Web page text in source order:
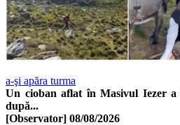
a-şi apăra turma
Un cioban aflat în Masivul Iezer
după...
[Observator] 08/08/2026